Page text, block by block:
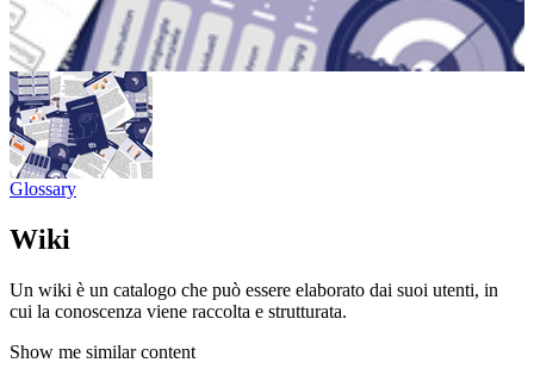
Glossary
Wiki
Un wiki è un catalogo che può essere elaborato dai suoi utenti, in
cui la conoscenza viene raccolta e strutturata.
Show me similar content